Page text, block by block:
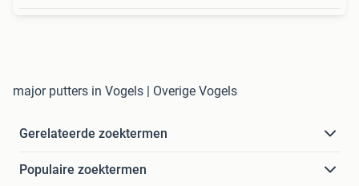
major putters in Vogels | Overige Vogels
Gerelateerde zoektermen
Populaire zoektermen